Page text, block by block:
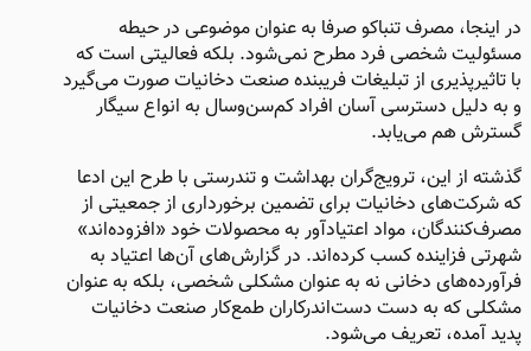
در اینجا، مصرف تنباکو صرفا به عنوان موضوعی در حیطه
مسئولیت شخصی فرد مطرح نمی‌شود. بلکه فعالیتی است که
با تاثیرپذیری از تبلیغات فریبنده صنعت دخانیات صورت می‌گیرد
و به دلیل دسترسی آسان افراد کم‌سن‌‌وسال به انواع سیگار
گسترش هم می‌یابد.
گذشته از این، ترویج‌گران بهداشت و تندرستی با طرح این ادعا
که شرکت‌های دخانیات برای تضمین برخورداری از جمعیتی از
مصرف‌کنندگان، مواد اعتیادآور به محصولات خود «افزوده‌اند»
شهرتی فزاینده کسب کرده‌اند. در گزارش‌های آن‌ها اعتیاد به
فرآورده‌های دخانی نه به عنوان مشکلی شخصی، بلکه به عنوان
مشکلی که به دست دست‌اندرکاران طمع‌کار صنعت دخانیات
پدید آمده، تعریف می‌شود.